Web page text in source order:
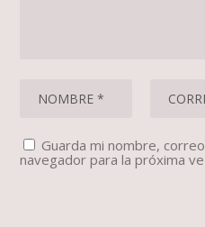
Guarda mi nombre,
navegador para la próxima